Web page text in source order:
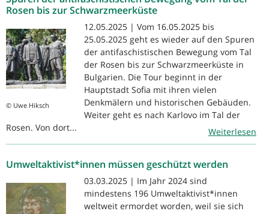
Rosen bis zur Schwarzmeerküste
© Uwe Hiksch
12.05.2025 | Vom 16.05.2025 bis
25.05.2025 geht es wieder auf den Spuren
der antifaschistischen Bewegung vom Tal
der Rosen bis zur Schwarzmeerküste in
Bulgarien. Die Tour beginnt in der
Hauptstadt Sofia mit ihren vielen
Denkmälern und historischen Gebäuden.
Weiter geht es nach Karlovo im Tal der
Rosen. Von dort...
Weiterlesen
Umweltaktivist*innen müssen geschützt werden
03.03.2025 | Im Jahr 2024 sind
mindestens 196 Umweltaktivist*innen
weltweit ermordet worden, weil sie sich